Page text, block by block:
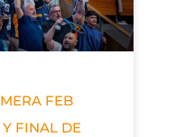
FEB
FINAL DE